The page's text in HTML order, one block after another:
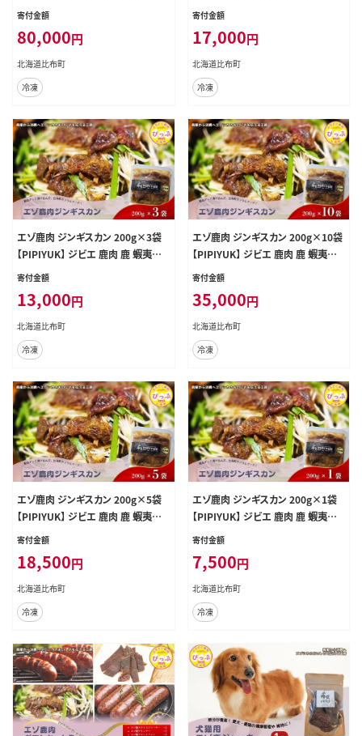
蝦夷鹿 シカ おやつ おつまみ スパイ
023-020
寄付金額
80,000円
北海道比布町
冷凍
ー 干し肉 ウインナー フランクフルト
せ 北海道 比布町 ぴっぷ 1023-025
寄付金額
17,000円
北海道比布町
冷凍
エゾ鹿肉 ジンギスカン 200g×3袋
【PIPIYUK】 ジビエ 鹿肉 鹿 蝦夷鹿
シカ 焼肉 焼き肉 タレ 味付け BBQ
1023-022
寄付金額
13,000円
北海道比布町
冷凍
エゾ鹿肉 ジンギスカン 200g×10袋
【PIPIYUK】 ジビエ 鹿肉 鹿 蝦夷鹿
シカ 焼肉 焼き肉 タレ 味付け BBQ
1023-024
寄付金額
35,000円
北海道比布町
冷凍
エゾ鹿肉 ジンギスカン 200g×5袋
【PIPIYUK】 ジビエ 鹿肉 鹿 蝦夷鹿
シカ 焼肉 焼き肉 タレ 味付け BBQ
1023-023
寄付金額
18,500円
北海道比布町
冷凍
エゾ鹿肉 ジンギスカン 200g×1袋
【PIPIYUK】 ジビエ 鹿肉 鹿 蝦夷鹿
シカ 焼肉 焼き肉 タレ 味付け BBQ
1023-021
寄付金額
7,500円
北海道比布町
冷凍